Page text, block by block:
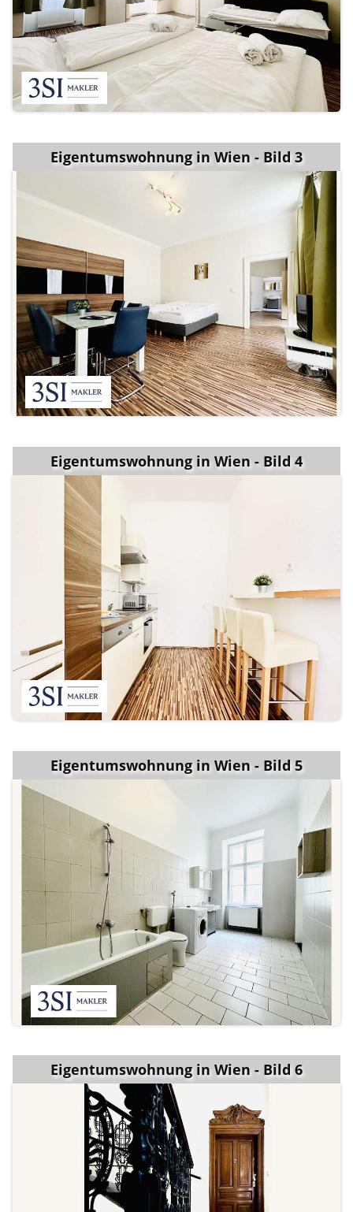
Eigentumswohnung in Wien - Bild 3
Eigentumswohnung in Wien - Bild 4
Eigentumswohnung in Wien - Bild 5
Eigentumswohnung in Wien - Bild 6